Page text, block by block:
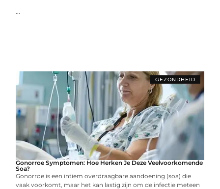
...
GEZONDHEID
Gonorroe Symptomen: Hoe Herken Je Deze Veelvoorkomende
Soa?
Gonorroe is een intiem overdraagbare aandoening (soa) die
vaak voorkomt, maar het kan lastig zijn om de infectie meteen